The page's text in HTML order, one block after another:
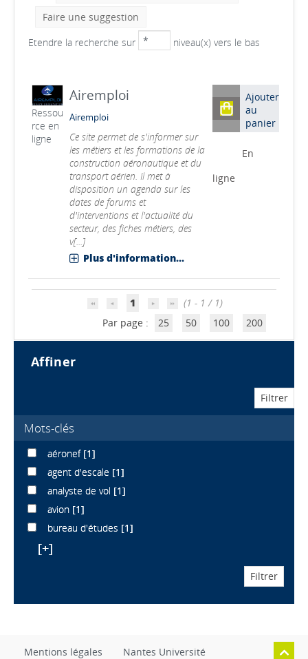
Faire une suggestion
Etendre la recherche sur
niveau(x) vers le bas
Ressou
rce en
ligne
Airemploi
Airemploi
Ce site permet de s'informer sur
les métiers et les formations de la
construction aéronautique et du
transport aérien. Il met à
disposition un agenda sur les
dates de forums et
d'interventions et l'actualité du
secteur, des fiches métiers, des
v[...]
Plus d'information...
Ajouter
au
panier
En
ligne
1
(1 - 1 / 1)
Par page :
25 50 100 200
affiner
Mots-clés
aéronef [1]
agent d'escale [1]
analyste de vol [1]
avion [1]
bureau d'études [1]
[+]
Mentions légales Nantes Université